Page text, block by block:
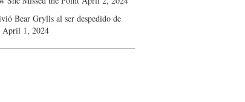
Bear Grylls al ser despedido de
April 1, 2024